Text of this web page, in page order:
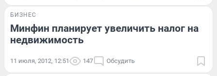
БИЗНЕС
Минфин планирует увеличить налог на
недвижимость
11 июля, 2012, 12:51 147 Обсудить